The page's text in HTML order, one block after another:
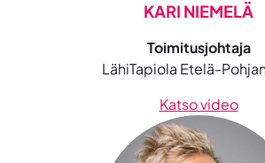
KARI NIEMELÄ
Toimitusjohtaja
LähiTapiola Etelä-
Katso video